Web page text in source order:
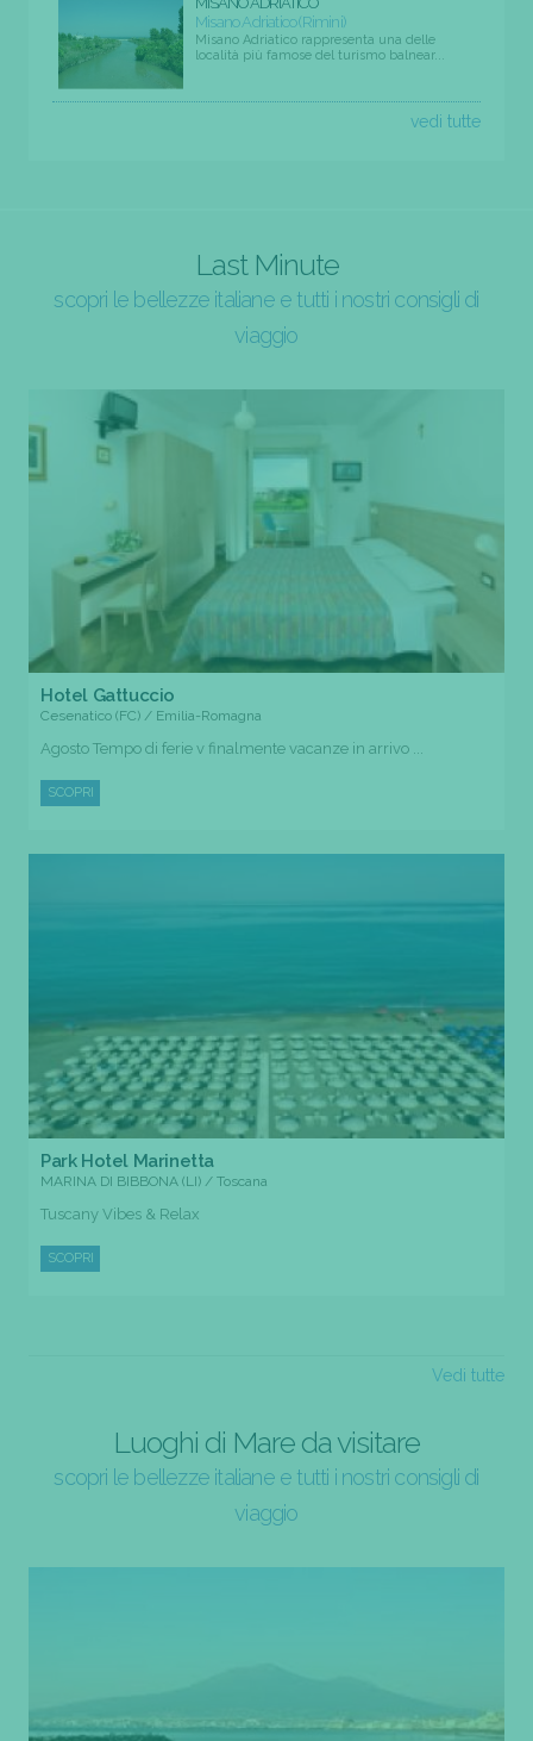
Misano Adriatico (Rimini)
Misano Adriatico rappresenta una delle
località più famose del turismo balnear...
vedi tutte
Last Minute
scopri le bellezze italiane e tutti i nostri consigli di
viaggio
Hotel Gattuccio
Cesenatico (FC) / Emilia-Romagna
Agosto Tempo di ferie v finalmente vacanze in arrivo ...
SCOPRI
Park Hotel Marinetta
MARINA DI BIBBONA (LI) / Toscana
Tuscany Vibes & Relax
SCOPRI
Vedi tutte
Luoghi di Mare da visitare
scopri le bellezze italiane e tutti i nostri consigli di
viaggio